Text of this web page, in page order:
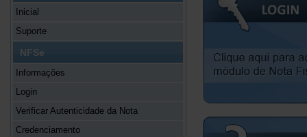
Inicial
Suporte
NFSe
Informações
Login
Verificar Autenticidade da Nota
Credenciamento